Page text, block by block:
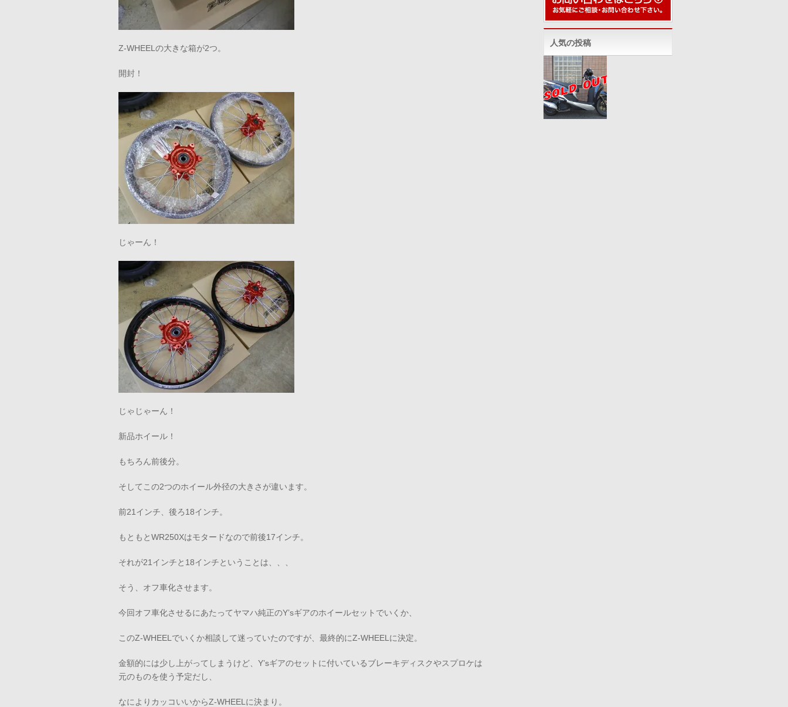
Z-WHEELの大きな箱が2つ。
開封！
じゃーん！
じゃじゃーん！
新品ホイール！
もちろん前後分。
そしてこの2つのホイール外径の大きさが違います。
前21インチ、後ろ18インチ。
もともとWR250Xはモタードなので前後17インチ。
それが21インチと18インチということは、、、
そう、オフ車化させます。
今回オフ車化させるにあたってヤマハ純正のY’sギアのホイールセットでいくか、
このZ-WHEELでいくか相談して迷っていたのですが、最終的にZ-WHEELに決定。
金額的には少し上がってしまうけど、Y’sギアのセットに付いているブレーキディスクやスプロケは
元のものを使う予定だし、
なによりカッコいいからZ-WHEELに決まり。
人気の投稿